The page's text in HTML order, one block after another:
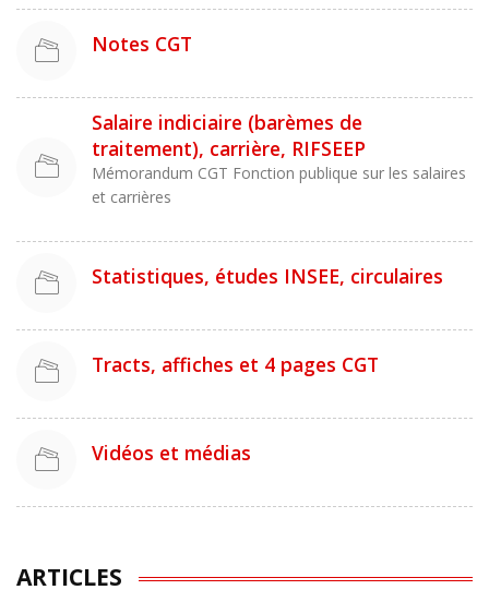
Notes CGT
Salaire indiciaire (barèmes de
traitement), carrière, RIFSEEP
Mémorandum CGT Fonction publique sur les salaires
et carrières
Statistiques, études INSEE, circulaires
Tracts, affiches et 4 pages CGT
Vidéos et médias
ARTICLES